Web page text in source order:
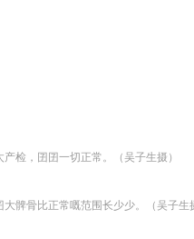
检，囝囝一切正常。（吴子生摄）
髀骨比正常嘅范围长少少。（吴子生